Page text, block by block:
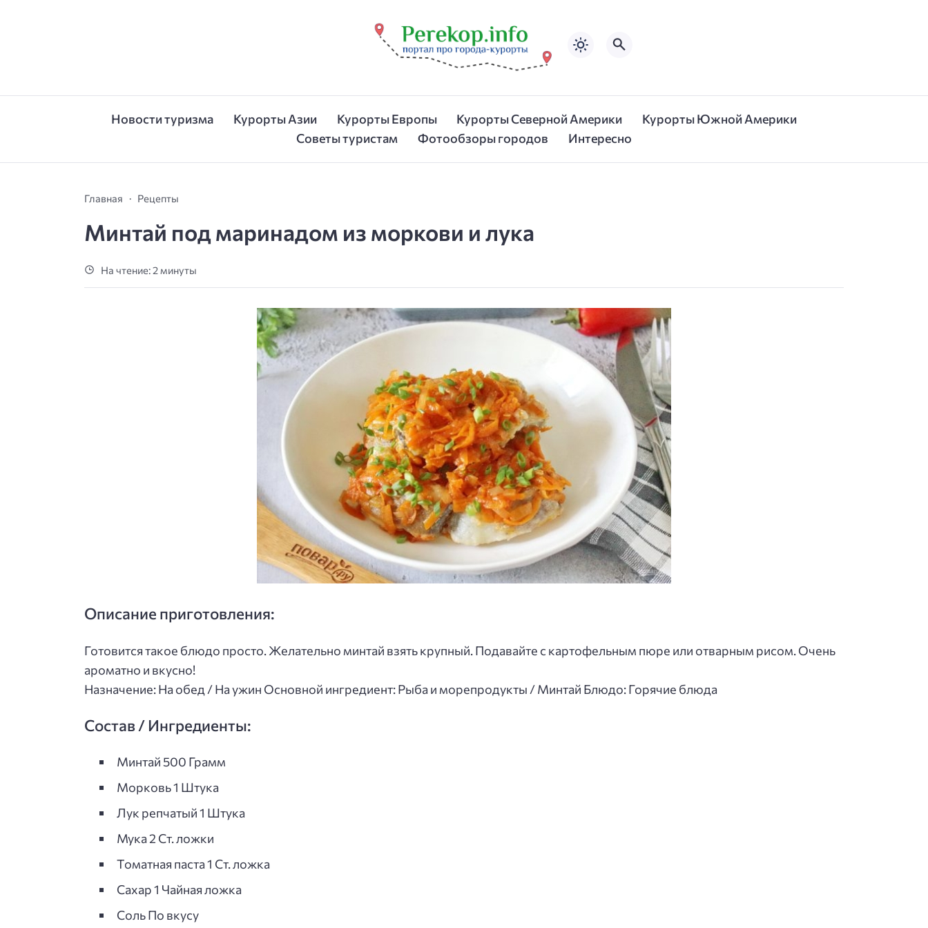
Новости туризма Курорты Азии Курорты Европы Курорты Северной Америки
Курорты Южной Америки
Советы туристам
Фотообзоры городов Интересно
Главная Рецепты
Минтай под маринадом из моркови и лука
На чтение: 2 минуты
Описание приготовления:
Готовится такое блюдо просто. Желательно минтай взять крупный. Подавайте с картофельным пюре или отварным рисом. Очень
ароматно и вкусно!
Назначение: На обед / На ужин Основной ингредиент: Рыба и морепродукты / Минтай Блюдо: Горячие блюда
Состав / Ингредиенты:
Минтай 500 Грамм
Морковь 1 Штука
Лук репчатый 1 Штука
Мука 2 Ст. ложки
Томатная паста 1 Ст. ложка
Сахар 1 Чайная ложка
Соль По вкусу